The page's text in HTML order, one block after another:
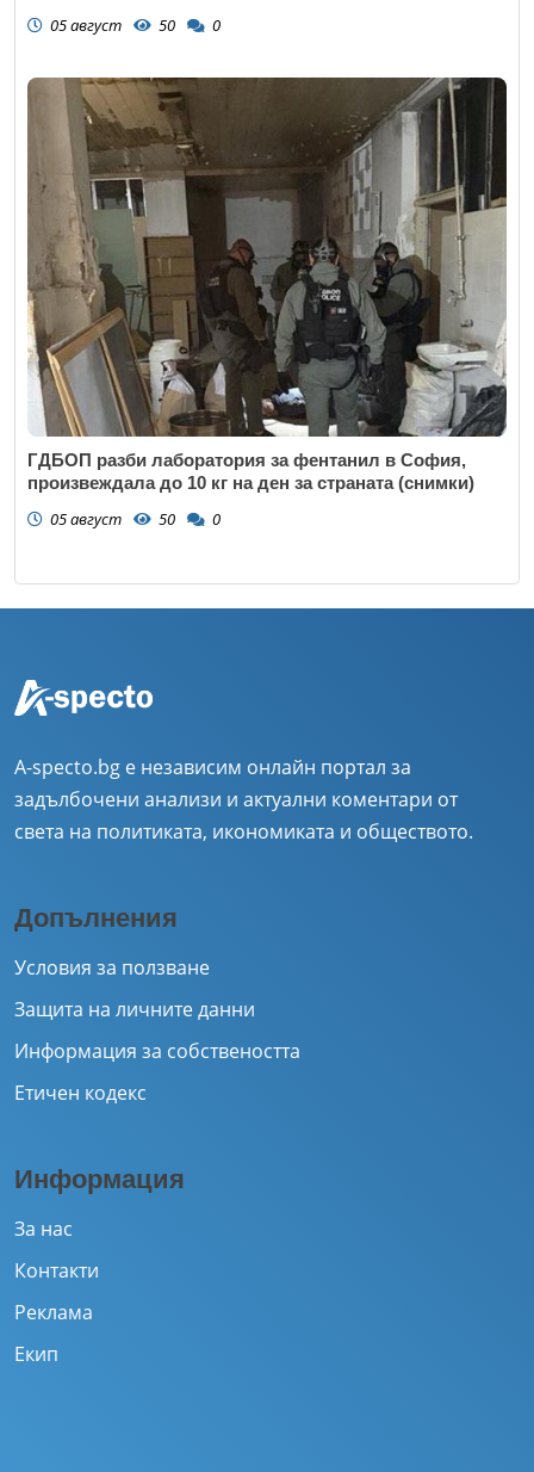
05 август 50 0
ГДБОП разби лаборатория за фентанил в София,
произвеждала до 10 кг на ден за страната (снимки)
05 август 50 0
A-specto.bg е независим онлайн портал за
задълбочени анализи и актуални коментари от
света на политиката, икономиката и обществото.
Допълнения
Условия за ползване
Защита на личните данни
Информация за собствеността
Етичен кодекс
Информация
За нас
Контакти
Реклама
Екип